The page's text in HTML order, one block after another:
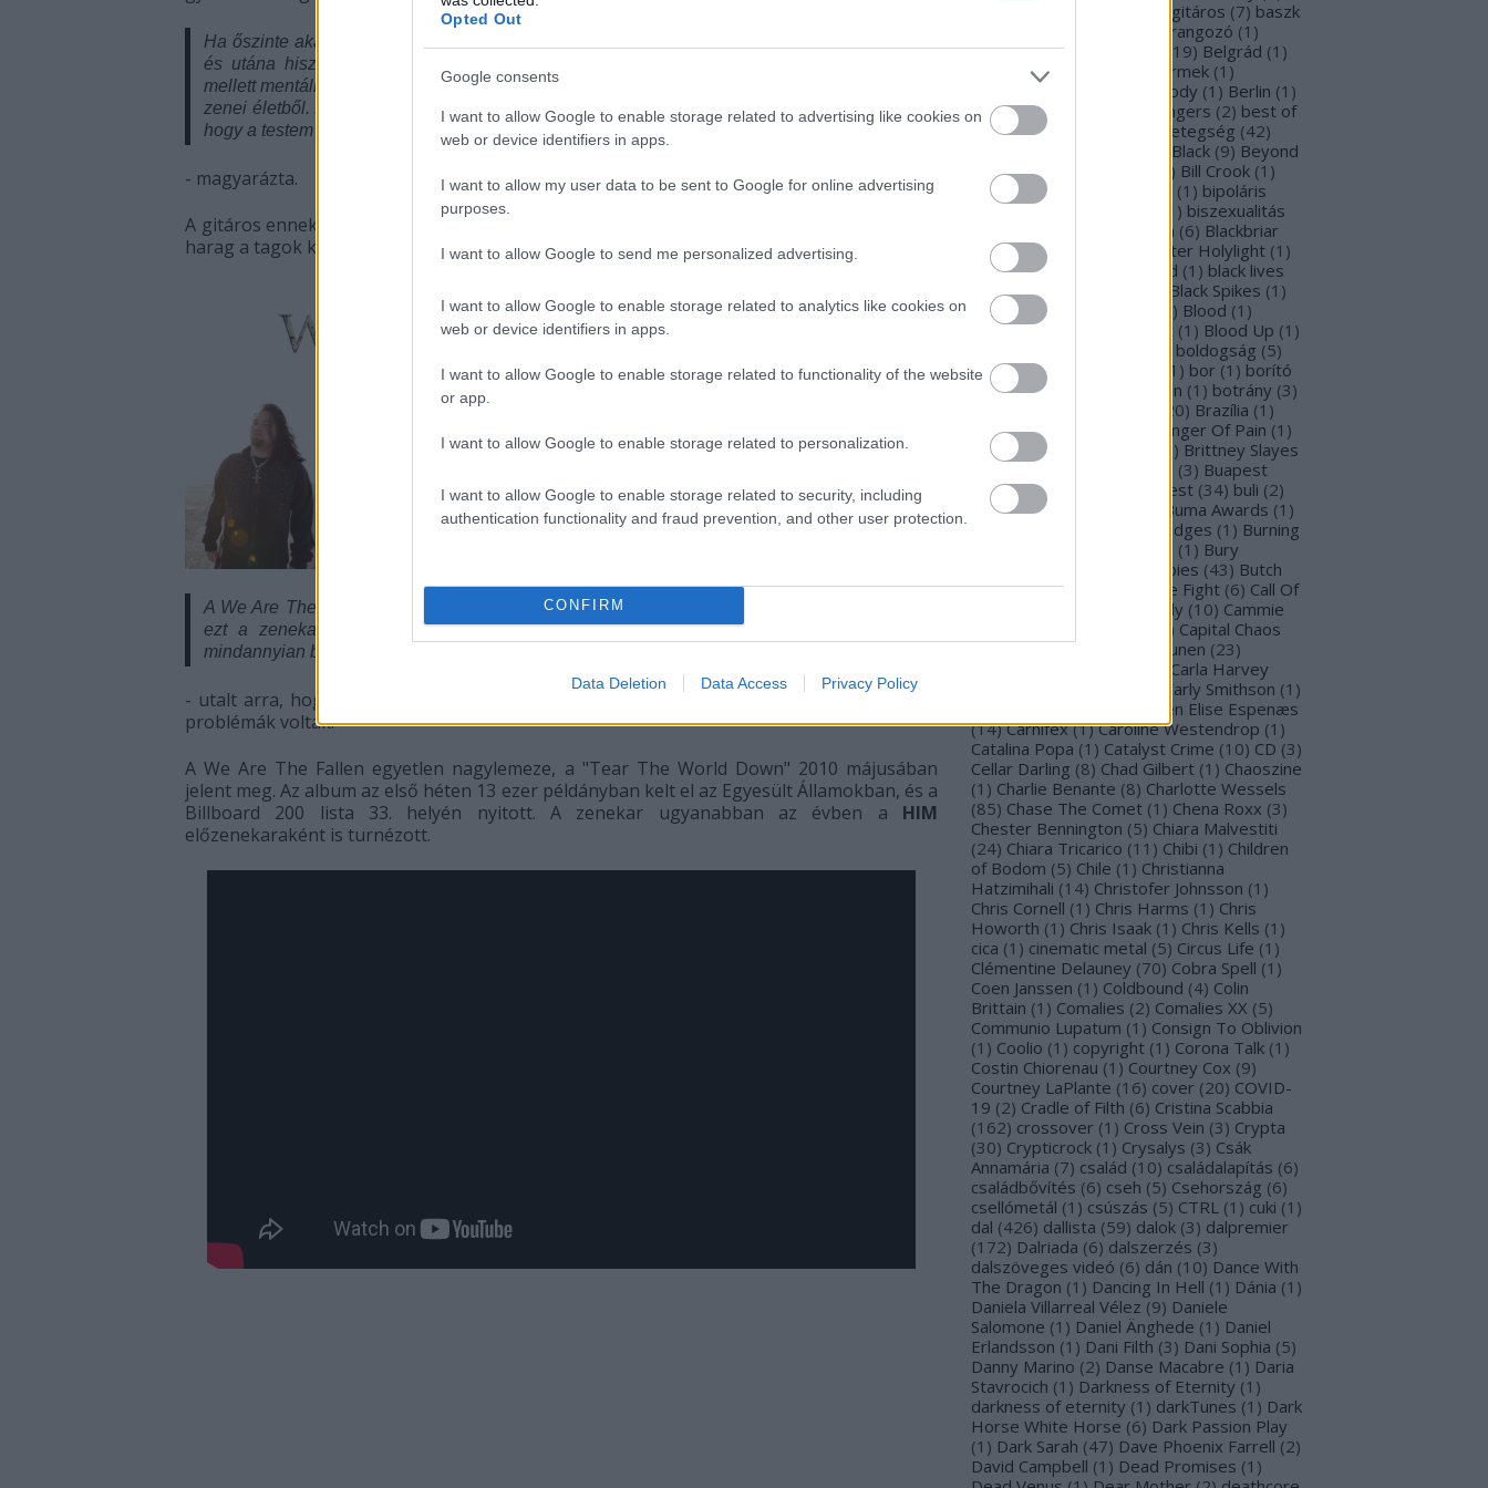
Opted Out
Google consents
I want to allow Google to enable storage related to advertising like cookies on
web or device identifiers in apps.
I want to allow my user data to be sent to Google for online advertising
purposes.
I want to allow Google to send me personalized advertising.
I want to allow Google to enable storage related to analytics like cookies on
web or device identifiers in apps.
I want to allow Google to enable storage related to functionality of the website
or app.
I want to allow Google to enable storage related to personalization.
I want to allow Google to enable storage related to security, including
authentication functionality and fraud prevention, and other user protection.
CONFIRM
Data Deletion Data Access Privacy Policy
Ha őszinte akarok lenni, ez nagy részben rajtam áll, és az én hibám. Még egy műtét vár rám,
és utána hiszem, hogy képes lennék ezt rendesen csinálni. Sajnos a fizikai problémáim
mellett mentális nehézségekkel is küzdöttem, ez nagyban hozzájárult ahhoz, hogy eltűntem a
zenei életből. Nem akartam, hogy bárki tudja. Nem tudtam, végleges lesz-e. Csak azt tudtam,
hogy a testem elárul, a kezeim teherré váltak, és szégyelltem. Úgyhogy visszavonultam.
- magyarázta.
A gitáros ennek ellenére egyértelművé tette: a We Are The Fallen nem oszlott fel, és nincs
harag a tagok között.
A We Are The Fallen nem oszlott fel. Egyszerűen most ott tartunk, ahol tartunk. De szeretjük
ezt a zenekart. Nincs rossz vér. Ez a zenekar nem olyan, mint az Evanescence. Mi
mindannyian beszélünk egymással.
- utalt arra, hogy a szóban forgó zenekarból való kilépésének fő okai a kommunikációs
problémák voltak.
A We Are The Fallen egyetlen nagylemeze, a "Tear The World Down" 2010 májusában
jelent meg. Az album az első héten 13 ezer példányban kelt el az Egyesült Államokban, és a
Billboard 200 lista 33. helyén nyitott. A zenekar ugyanabban az évben a HIM
előzenekaraként is turnézott.
basszusgitáros (7) baszk
beharangozó (1 )
Behemoth (1 19) Belgrád (1 )
Bella Perron
belső gyermek (1 )
Ben Moody (1 ) Berlin (1 )
Besnyő Gabi
Beste Zangers (2) best of
album (1) beszámoló betegség (42)
Beyond The Black (9) Beyond
The Matrix
) Bill Crook (1 )
Binder Laura
(1 ) bipoláris
zavar (1) ) biszexualitás
Blabbermouth (6) Blackbriar
) Blackguard Blackwater Holylight (1 )
Black Anima
Black Gold (1 ) black lives
matter (1 Black Spikes (1 )
Black X-mas
) Blood (1 )
Bloodstock
Blood Blast (1 ) Blood Up (1 )
boldogság (5)
Bologna (1 1 ) bor (1 ) borító
70) borítókép Bosorkun (1 ) botrány (3)
20) Brazília (1 )
Break In ( Bringer Of Pain (1 )
Bring Me To Life
) Brittney Slayes
(3) Buapest
Aréna (2) búcsú Budapest (34) buli (2)
Bullet for M Valentine
Buma Awards (1 )
Burning Bridges (1 ) Burning
(1 ) Bury
Butcher Babies (43) Butch
Vig (2) Cadaveria Cage Fight (6) Call Of
Cammie Beverly (10) Cammie
) Capital Chaos
TV (1) Capri (1 Capri Virkkunen (23)
Carla Harvey
Carly Smithson (1 )
Carmen Elise Espenæs
(14) Carnifex (1) Caroline Westendrop (1 )
Catalina Popa (1 ) Catalyst Crime (10) CD (3)
Cellar Darling (8) Chad Gilbert (1 ) Chaoszine
(1 ) Charlie Benante (8) Charlotte Wessels
(85) Chase The Comet (1 ) Chena Roxx (3)
Chester Bennington (5) Chiara Malvestiti
(24) Chiara Tricarico (11 ) Chibi (1 ) Children
of Bodom (5) Chile (1 ) Christianna
Hatzimihali (14) Christofer Johnsson (1 )
Chris Cornell (1 ) Chris Harms (1 ) Chris
Howorth (1 ) Chris Isaak (1 ) Chris Kells (1 )
cica (1 ) cinematic metal (5) Circus Life (1 )
Clémentine Delauney (70) Cobra Spell (1 )
Coen Janssen (1 ) Coldbound (4) Colin
Brittain (1 ) Comalies (2) Comalies XX (5)
Communio Lupatum (1 ) Consign To Oblivion
(1 ) Coolio (1 ) copyright (1 ) Corona Talk (1 )
Costin Chiorenau (1 ) Courtney Cox (9)
Courtney LaPlante (16) cover (20) COVID-
19 (2) Cradle of Filth (6) Cristina Scabbia
(162) crossover (1 ) Cross Vein (3) Crypta
(30) Crypticrock (1 ) Crysalys (3) Csák
Annamária (7) család (10) családalapítás (6)
családbővítés (6) cseh (5) Csehország (6)
csellómetál (1 ) csúszás (5) CTRL (1 ) cuki (1 )
dal (426) dallista (59) dalok (3) dalpremier
(172) Dalriada (6) dalszerzés (3)
dalszöveges videó (6) dán (10) Dance With
The Dragon (1 ) Dancing In Hell (1 ) Dánia (1 )
Daniela Villarreal Vélez (9) Daniele
Salomone (1 ) Daniel Änghede (1 ) Daniel
Erlandsson (1 ) Dani Filth (3) Dani Sophia (5)
Danny Marino (2) Danse Macabre (1 ) Daria
Stavrocich (1 ) Darkness of Eternity (1 )
darkness of eternity (1 ) darkTunes (1 ) Dark
Horse White Horse (6) Dark Passion Play
(1 ) Dark Sarah (47) Dave Phoenix Farrell (2)
David Campbell (1 ) Dead Promises (1 )